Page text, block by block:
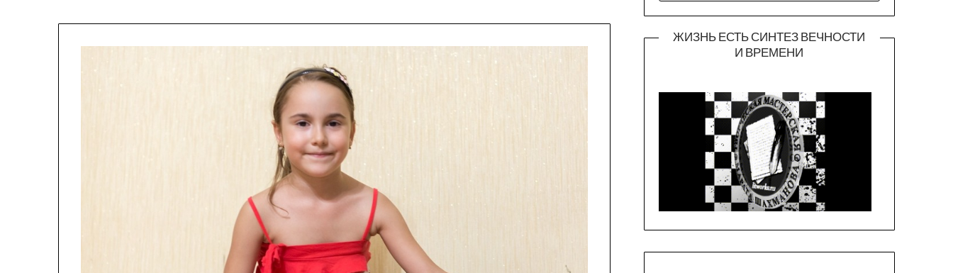
ЖИЗНЬ ЕСТЬ СИНТЕЗ ВЕЧНОСТИ
И ВРЕМЕНИ